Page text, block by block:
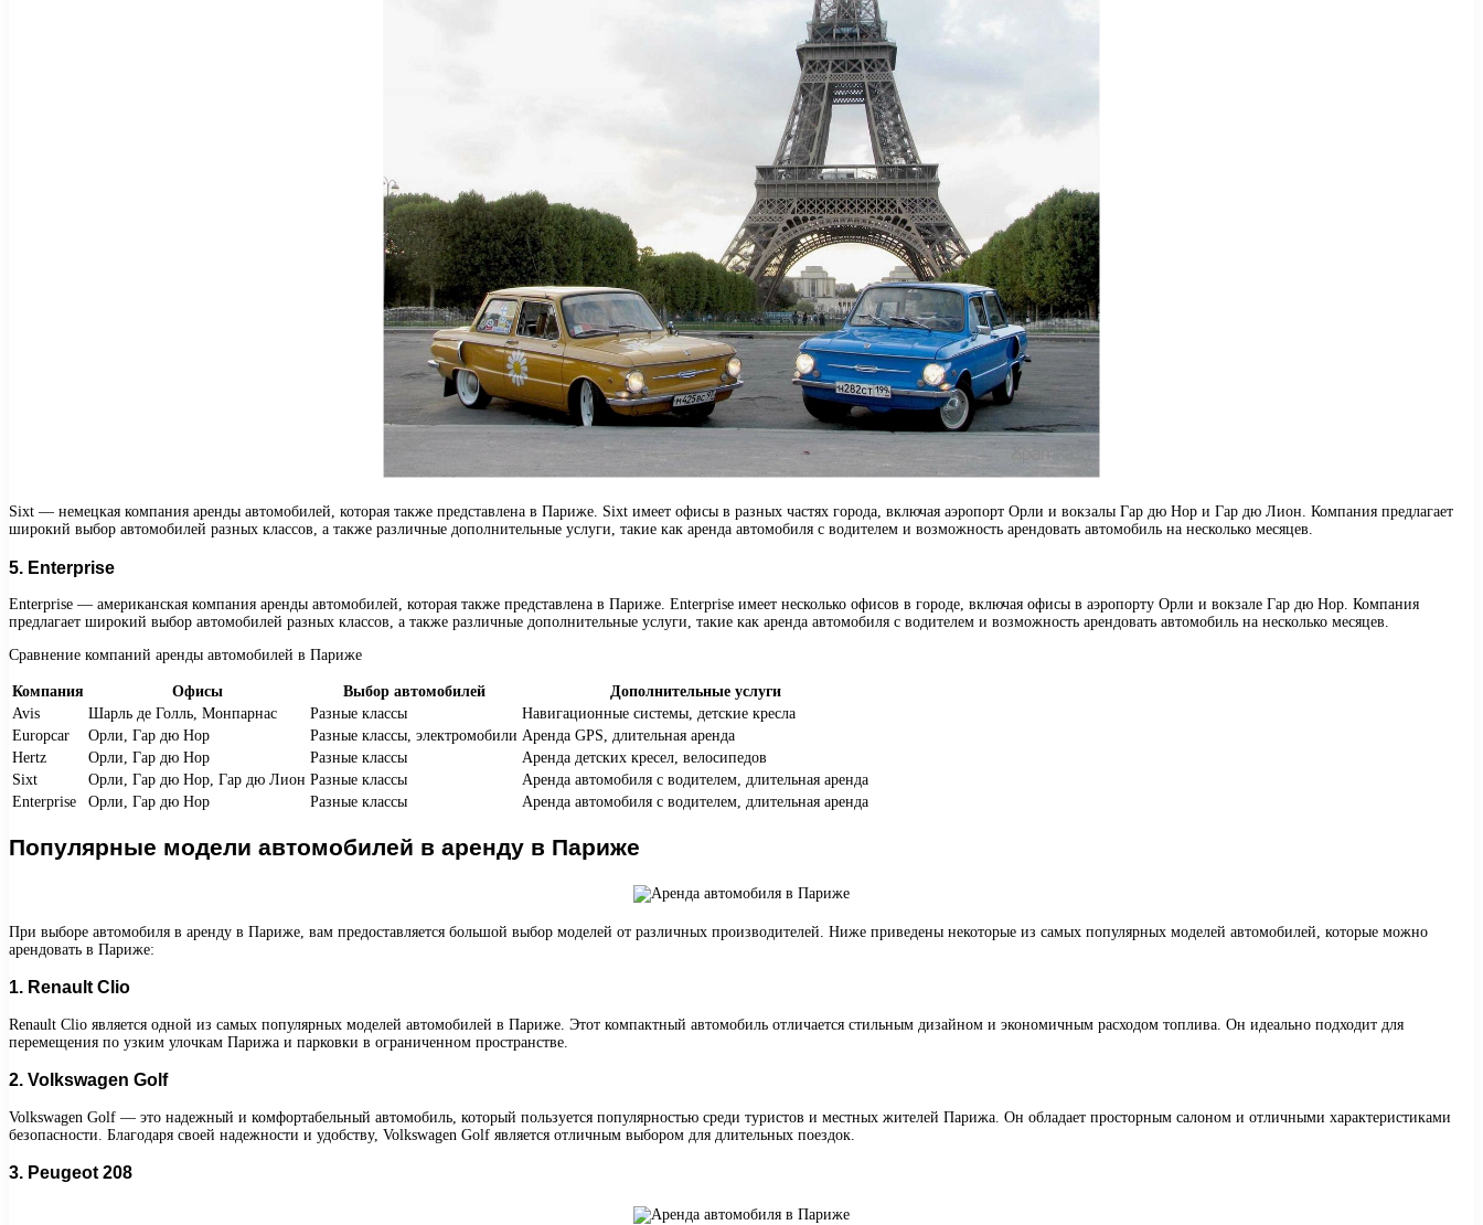
Sixt — немецкая компания аренды автомобилей, которая также представлена в Париже. Sixt имеет офисы в разных частях города, включая аэропорт Орли и вокзалы Гар дю Нор и Гар дю Лион. Компания предлагает
широкий выбор автомобилей разных классов, а также различные дополнительные услуги, такие как аренда автомобиля с водителем и возможность арендовать автомобиль на несколько месяцев.
5. Enterprise
Enterprise — американская компания аренды автомобилей, которая также представлена в Париже. Enterprise имеет несколько офисов в городе, включая офисы в аэропорту Орли и вокзале Гар дю Нор. Компания
предлагает широкий выбор автомобилей разных классов, а также различные дополнительные услуги, такие как аренда автомобиля с водителем и возможность арендовать автомобиль на несколько месяцев.
Сравнение компаний аренды автомобилей в Париже
Компания Офисы Выбор автомобилей
Дополнительные услуги
Avis
Шарль де Голль, Монпарнас Разные классы
Навигационные системы, детские кресла
Europcar
Орли, Гар дю Нор Разные классы, электромобили Аренда GPS, длительная аренда
Hertz
Орли, Гар дю Нор Разные классы
Аренда детских кресел, велосипедов
Sixt
Орли, Гар дю Нор, Гар дю Лион Разные классы
Аренда автомобиля с водителем, длительная аренда
Enterprise
Орли, Гар дю Нор Разные классы Аренда автомобиля с водителем, длительная аренда
Популярные модели автомобилей в аренду в Париже
При выборе автомобиля в аренду в Париже, вам предоставляется большой выбор моделей от различных производителей. Ниже приведены некоторые из самых популярных моделей автомобилей, которые можно
арендовать в Париже:
1. Renault Clio
Renault Clio является одной из самых популярных моделей автомобилей в Париже. Этот компактный автомобиль отличается стильным дизайном и экономичным расходом топлива. Он идеально подходит для
перемещения по узким улочкам Парижа и парковки в ограниченном пространстве.
2. Volkswagen Golf
Volkswagen Golf — это надежный и комфортабельный автомобиль, который пользуется популярностью среди туристов и местных жителей Парижа. Он обладает просторным салоном и отличными характеристиками
безопасности. Благодаря своей надежности и удобству, Volkswagen Golf является отличным выбором для длительных поездок.
3. Peugeot 208